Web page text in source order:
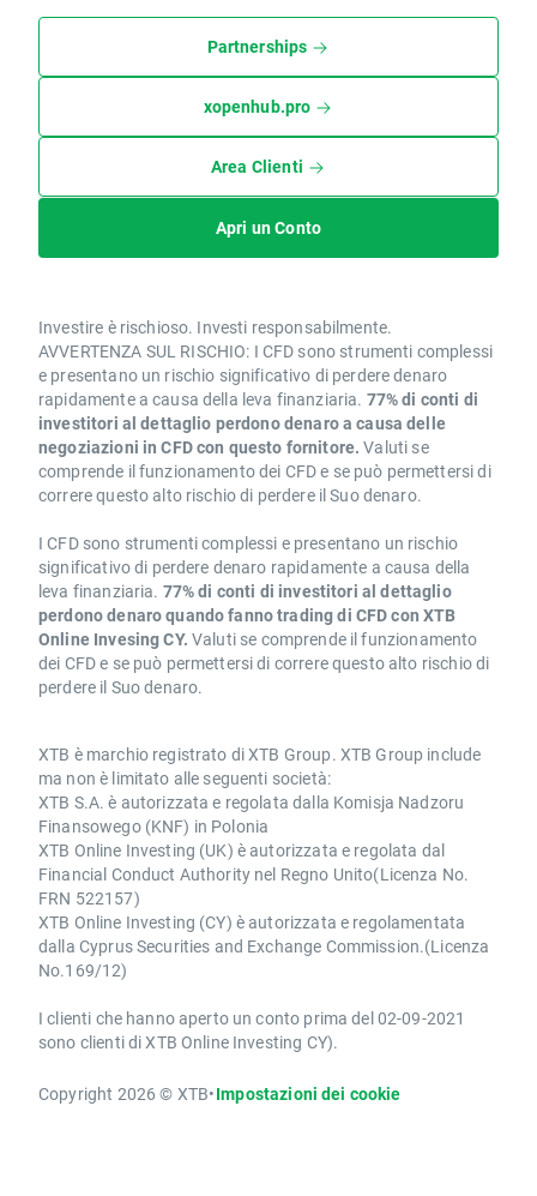
Partnerships
xopenhub.pro
Area Clienti
Apri un Conto
Investire è rischioso. Investi responsabilmente.
AVVERTENZA SUL RISCHIO: I CFD sono strumenti complessi
e presentano un rischio significativo di perdere denaro
rapidamente a causa della leva finanziaria. 77% di conti di
investitori al dettaglio perdono denaro a causa delle
negoziazioni in CFD con questo fornitore. Valuti se
comprende il funzionamento dei CFD e se può permettersi di
correre questo alto rischio di perdere il Suo denaro.
I CFD sono strumenti complessi e presentano un rischio
significativo di perdere denaro rapidamente a causa della
leva finanziaria. 77% di conti di investitori al dettaglio
perdono denaro quando fanno trading di CFD con XTB
Online Invesing CY. Valuti se comprende il funzionamento
dei CFD e se può permettersi di correre questo alto rischio di
perdere il Suo denaro.
XTB è marchio registrato di XTB Group. XTB Group include
ma non è limitato alle seguenti società:
XTB S.A. è autorizzata e regolata dalla Komisja Nadzoru
Finansowego (KNF) in Polonia
XTB Online Investing (UK) è autorizzata e regolata dal
Financial Conduct Authority nel Regno Unito(Licenza No.
FRN 522157)
XTB Online Investing (CY) è autorizzata e regolamentata
dalla Cyprus Securities and Exchange Commission.(Licenza
No.169/12)
I clienti che hanno aperto un conto prima del 02-09-2021
sono clienti di XTB Online Investing CY).
Copyright 2026 © XTB•Impostazioni dei cookie